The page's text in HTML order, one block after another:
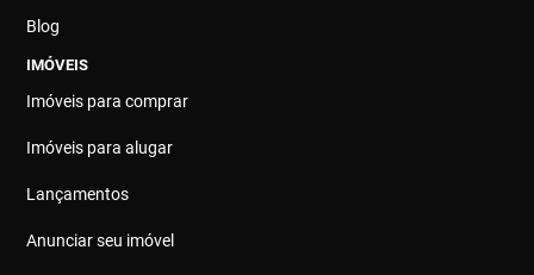
Blog
IMÓVEIS
Imóveis para comprar
Imóveis para alugar
Lançamentos
Anunciar seu imóvel